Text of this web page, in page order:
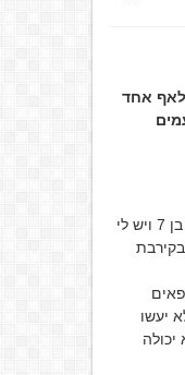
לאף אחד
שלום, קוראים לי אמי ברוס אני בן 7 ויש לי
יעשו